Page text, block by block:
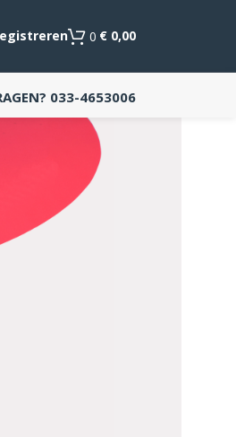
voor automatisch aanvullen
0 € 0,00
033-4653006